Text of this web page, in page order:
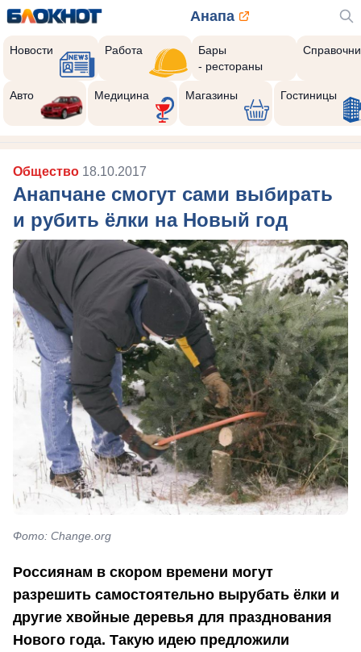
Анапа
Новости Работа
Бары
- рестораны
Авто Медицина Магазины Гостиницы
Общество 18.10.2017
Анапчане смогут сами выбирать
и рубить ёлки на Новый год
Фото: Change.org
Россиянам в скором времени могут
разрешить самостоятельно вырубать ёлки и
другие хвойные деревья для празднования
Нового года. Такую идею предложили